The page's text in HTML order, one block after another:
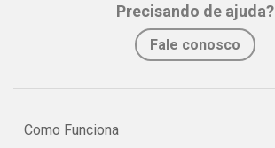
Precisando de ajuda?
Fale conosco
Como Funciona